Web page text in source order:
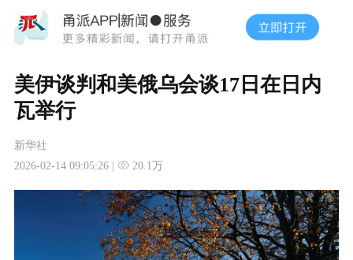
美伊谈判和美俄乌会谈17日在日内
瓦举行
新华社
2026-02-14 09:05:26 |
20.1万